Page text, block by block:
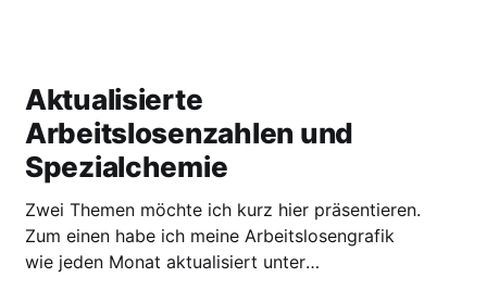
Aktualisierte
Arbeitslosenzahlen und
Spezialchemie
Zwei Themen möchte ich kurz hier präsentieren.
Zum einen habe ich meine Arbeitslosengrafik
wie jeden Monat aktualisiert unter